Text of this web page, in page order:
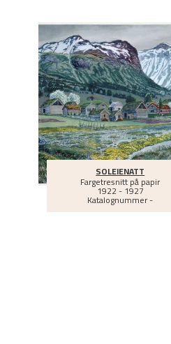
SOLEIENATT
Fargetresnitt på papir
1922 - 1927
Katalognummer -